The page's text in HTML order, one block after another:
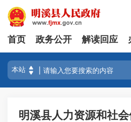
首页 政务公开 解读回应
明溪县人力资源和社